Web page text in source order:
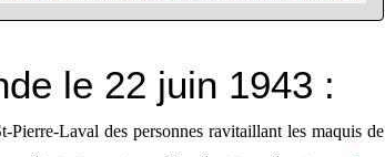
le 22 juin 1943 :
Laval des personnes ravitaillant les maquis de